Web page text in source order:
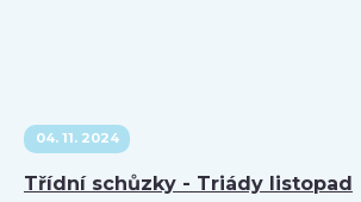
04. 11. 2024
Třídní schůzky - Triády listopad